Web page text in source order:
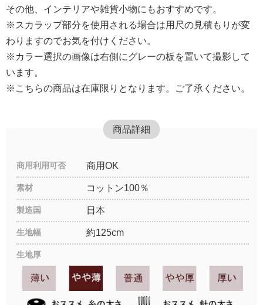
その他、インテリアや雑貨小物にもおすすめです。
※スカラップ部分を使用される場合は用尺の見積もりが変
わりますのでお気を付けください。
※カラー選択の画像は右側にグレーの板を置いて撮影して
います。
※こちらの商品は在庫限りとなります。ご了承ください。
商品詳細
商用利用可否 商用OK
素材 コットン100％
製造国 日本
生地幅 約125cm
生地厚